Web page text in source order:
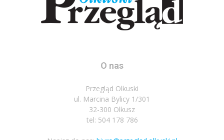
O nas
Przegląd Olkuski
ul. Marcina Bylicy 1/301
32-300 Olkusz
tel: 504 178 786